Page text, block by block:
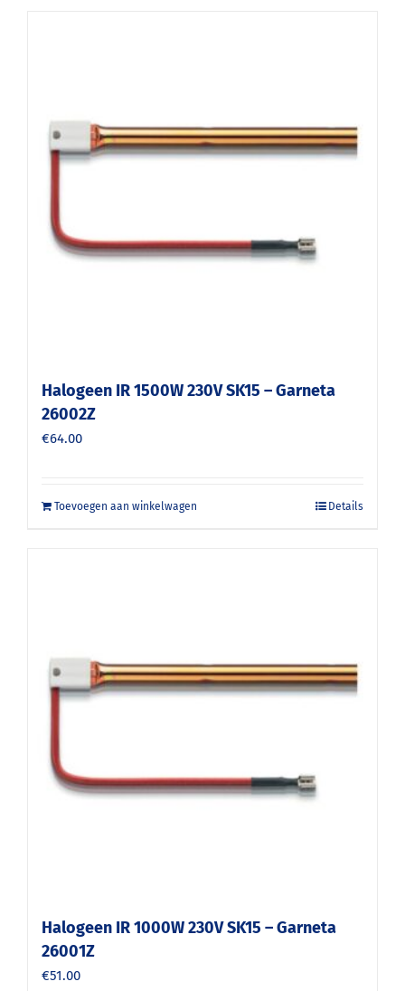
Halogeen IR 1500W 230V SK15 – Garneta
26002Z
€64.00
Toevoegen aan winkelwagen Details
Halogeen IR 1000W 230V SK15 – Garneta
26001Z
€51.00